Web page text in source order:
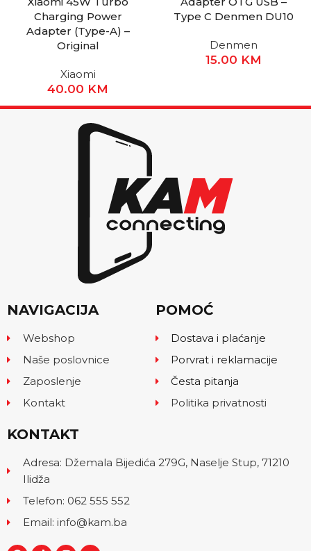
Charging Power
Adapter (Type-A) –
Original
Xiaomi
40.00 KM
Type C Denmen DU10
Denmen
15.00 KM
NAVIGACIJA
Webshop
Naše poslovnice
Zaposlenje
Kontakt
POMOĆ
Dostava i plaćanje
Porvrat i reklamacije
Česta pitanja
Politika privatnosti
KONTAKT
Adresa: Džemala Bijedića 279G, Naselje Stup, 71210
Ilidža
Telefon: 062 555 552
Email: info@kam.ba